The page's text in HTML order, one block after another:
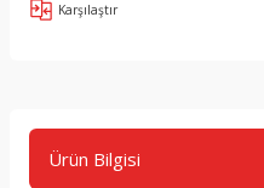
Karşılaştır
Ürün Bilgisi